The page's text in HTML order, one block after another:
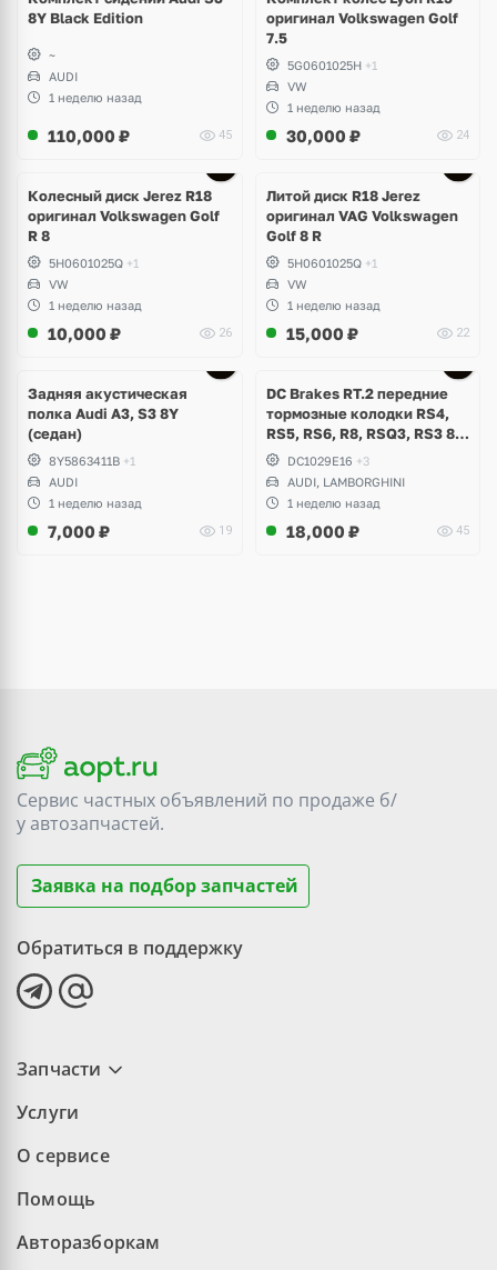
8Y Black Edition
~
AUDI
1 неделю назад
110,000 ₽ 45
оригинал Volkswagen Golf
7.5
5G0601025H +1
VW
1 неделю назад
30,000 ₽ 24
Колесный диск Jerez R18
оригинал Volkswagen Golf
R 8
5H0601025Q +1
VW
1 неделю назад
10,000 ₽ 26
Литой диск R18 Jerez
оригинал VAG Volkswagen
Golf 8 R
5H0601025Q +1
VW
1 неделю назад
15,000 ₽ 22
Задняя акустическая
полка Audi A3, S3 8Y
(седан)
8Y5863411B +1
AUDI
1 неделю назад
7,000 ₽ 19
DC Brakes RT.2 передние
тормозные колодки RS4,
RS5, RS6, R8, RSQ3, RS3 8V
(комплект 8 шт)
DC1029E16 +3
AUDI, LAMBORGHINI
1 неделю назад
18,000 ₽ 45
Сервис частных объявлений по продаже б/
уавтозапчастей.
Заявка на подбор запчастей
Обратиться в поддержку
Запчасти
Услуги
О сервисе
Помощь
Авторазборкам